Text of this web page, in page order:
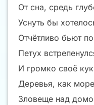
От сна, средь
Уснуть бы
Отчётливо бьют
Петух
И громко своё
Деревья, как
Зловеще над